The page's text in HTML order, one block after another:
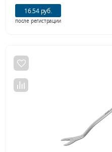
16.54 руб.
после регистрации